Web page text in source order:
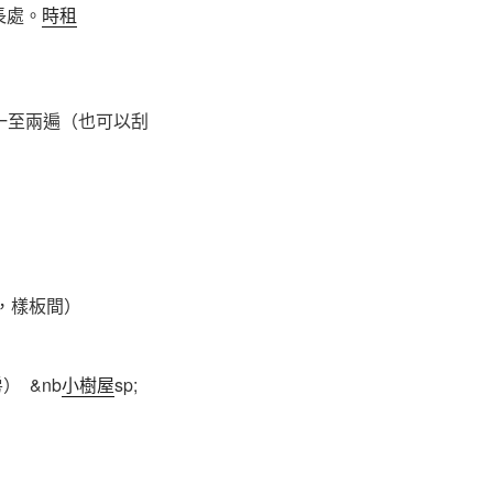
。 時租
兩遍（也可以刮
樣板間）
） &nb小樹屋sp;